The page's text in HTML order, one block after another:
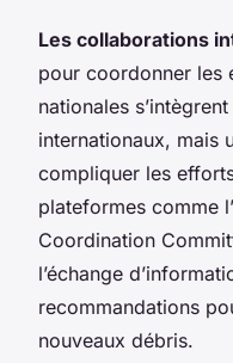
Les collaborations
pour coordonner les
nationales
internationaux, mais
compliquer les
plateformes comme
Coordination
l’échange
recommandations
nouveaux débris.